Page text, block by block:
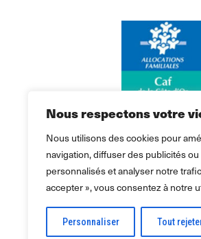
Nous respectons votre
Nous utilisons des cookies pour
navigation, diffuser des publicités
personnalisés et analyser notre
accepter », vous consentez à notre
Personnaliser Tout